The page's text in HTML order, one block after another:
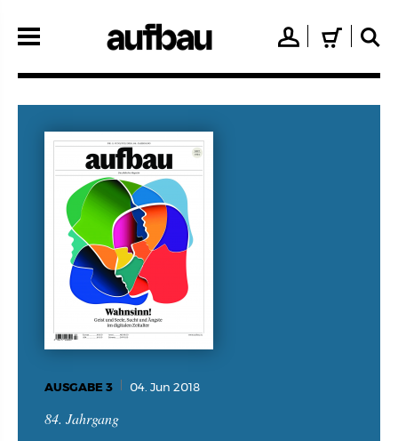
zum
👤 🛒 🔍
AUSGABE 3 04. Jun 2018
84. Jahrgang